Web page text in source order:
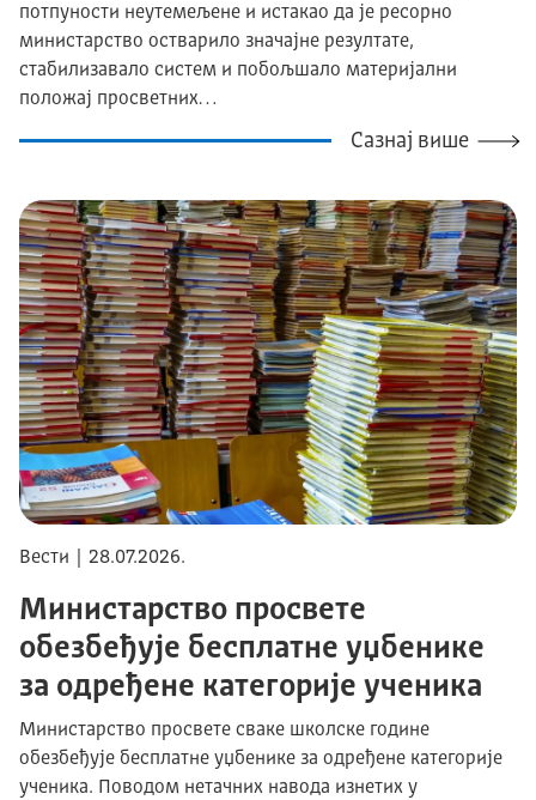
потпуности неутемељене и истакао да је ресорно
министарство остварило значајне резултате,
стабилизавало систем и побољшало материјални
положај просветних…
Сазнај више
Вести | 28.07.2026.
Министарство просвете
обезбеђује бесплатне уџбенике
за одређене категорије ученика
Министарство просвете сваке школске године
обезбеђује бесплатне уџбенике за одређене категорије
ученика. Поводом нетачних навода изнетих у